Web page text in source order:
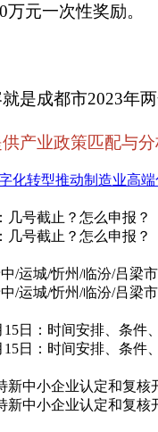
元一次性奖励。
是成都市2023年
产业政策匹配与
化转型推动制造业高
几号截止？怎么申报？
几号截止？怎么申报？
/运城/忻州/临汾/吕梁
/运城/忻州/临汾/吕梁
日：时间安排、条件
日：时间安排、条件
新中小企业认定和复
新中小企业认定和复